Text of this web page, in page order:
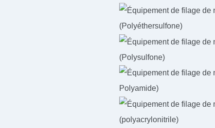
(Polyéthersulfone)
(Polysulfone)
Polyamide)
(polyacrylonitrile)